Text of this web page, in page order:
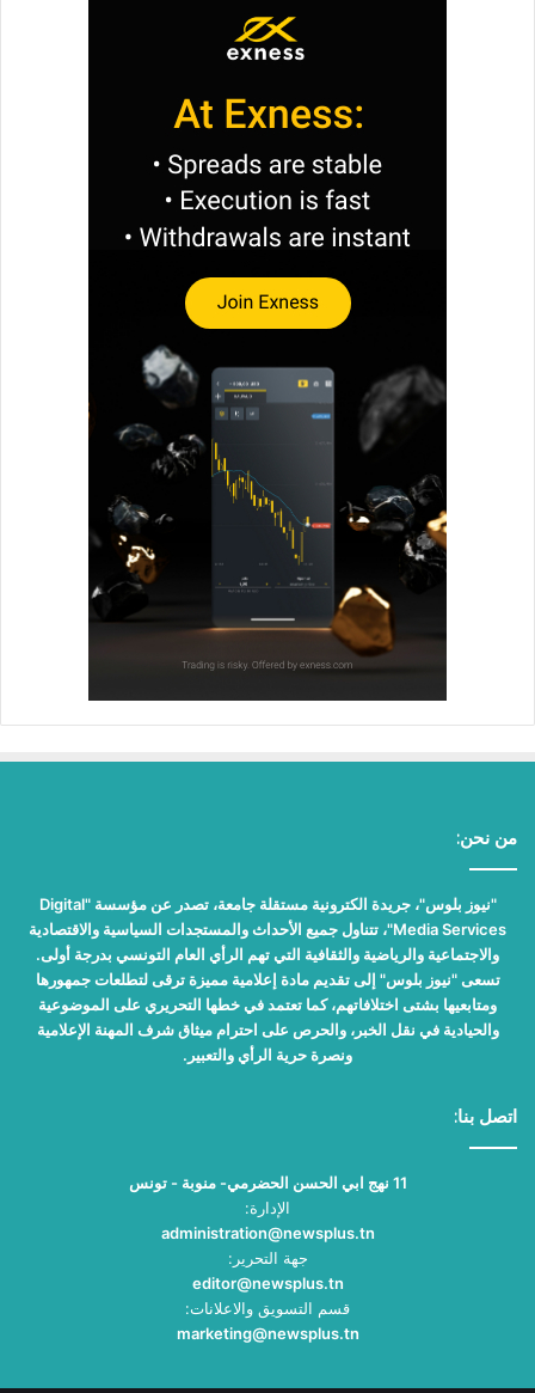
من نحن:
"نيوز بلوس"، جريدة الكترونية مستقلة جامعة، تصدر عن مؤسسة "Digital
Media Services"، تتناول جميع الأحداث والمستجدات السياسية والاقتصادية
والاجتماعية والرياضية والثقافية التي تهم الرأي العام التونسي بدرجة أولى.
تسعى "نيوز بلوس" إلى تقديم مادة إعلامية مميزة ترقى لتطلعات جمهورها
ومتابعيها بشتى اختلافاتهم، كما تعتمد في خطها التحريري على الموضوعية
والحيادية في نقل الخبر، والحرص على احترام ميثاق شرف المهنة الإعلامية
ونصرة حرية الرأي والتعبير.
اتصل بنا:
11 نهج ابي الحسن الحضرمي- منوبة - تونس
الإدارة:
administration@newsplus.tn
جهة التحرير:
editor@newsplus.tn
قسم التسويق والاعلانات:
marketing@newsplus.tn